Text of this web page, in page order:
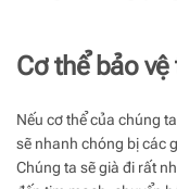
Cơ thể bảo
Nếu cơ thể của chúng
sẽ nhanh chóng bị các
Chúng ta sẽ già đi rất